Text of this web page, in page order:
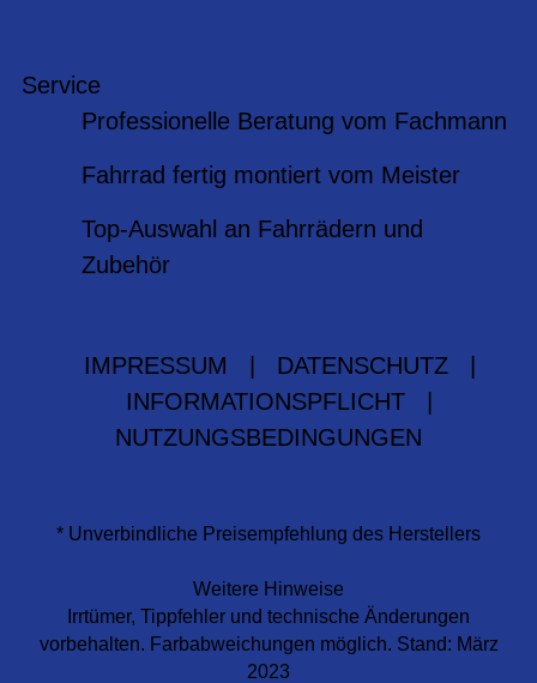
Service
Professionelle Beratung vom Fachmann
Fahrrad fertig montiert vom Meister
Top-Auswahl an Fahrrädern und
Zubehör
IMPRESSUM DATENSCHUTZ
INFORMATIONSPFLICHT
NUTZUNGSBEDINGUNGEN
* Unverbindliche Preisempfehlung des Herstellers
Weitere Hinweise
Irrtümer, Tippfehler und technische Änderungen
vorbehalten. Farbabweichungen möglich. Stand: März
2023